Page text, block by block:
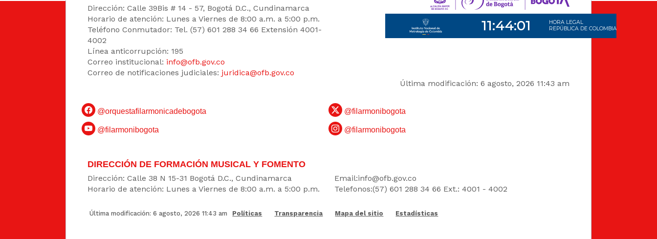
Dirección: Calle 39Bis # 14 - 57, Bogotá D.C., Cundinamarca
Horario de atención: Lunes a Viernes de 8:00 a.m. a 5:00 p.m.
Teléfono Conmutador: Tel. (57) 601 288 34 66 Extensión 4001-
4002
Línea anticorrupción: 195
Correo institucional: info@ofb.gov.co
Correo de notificaciones judiciales: juridica@ofb.gov.co
Última modificación: 6 agosto, 2026 11:43 am
@orquestafilarmonicadebogota
@filarmonibogota
@filarmonibogota
@filarmonibogota
DIRECCIÓN DE FORMACIÓN MUSICAL Y FOMENTO
Dirección: Calle 38 N 15-31 Bogotá D.C., Cundinamarca
Horario de atención: Lunes a Viernes de 8:00 a.m. a 5:00 p.m.
Email:info@ofb.gov.co
Telefonos:(57) 601 288 34 66 Ext.: 4001 - 4002
Última modificación: 6 agosto, 2026 11:43 am Políticas Transparencia Mapa del sitio Estadísticas